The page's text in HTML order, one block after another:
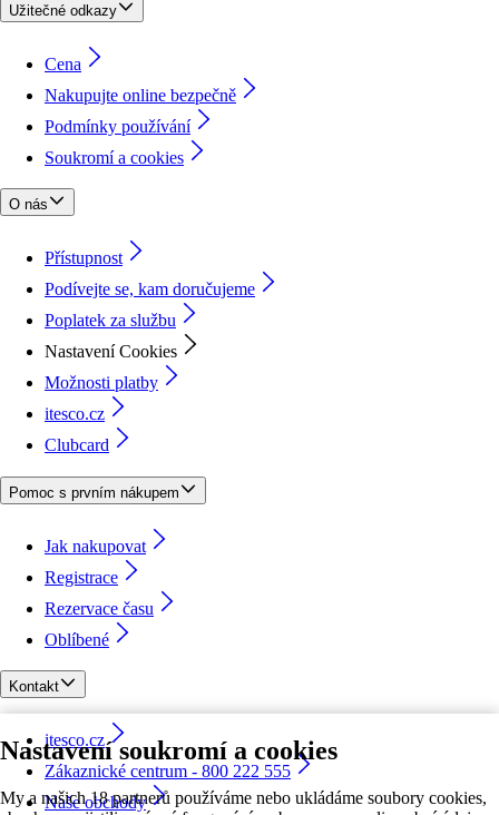
Nastavení soukromí a cookies
My a našich 18 partnerů používáme nebo ukládáme soubory cookies,
Užitečné odkazy
Cena
Nakupujte online bezpečně
Podmínky používání
Soukromí a cookies
O nás
Přístupnost
Podívejte se, kam doručujeme
Poplatek za službu
Nastavení Cookies
Možnosti platby
itesco.cz
Clubcard
Pomoc s prvním nákupem
Jak nakupovat
Registrace
Rezervace času
Oblíbené
Kontakt
itesco.cz
Zákaznické centrum - 800 222 555
Naše obchody